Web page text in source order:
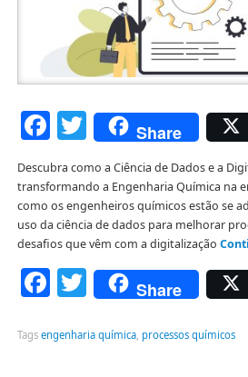
Facebook
Twitter
Share
Descubra como a Ciência de Dados e a
transformando a Engenharia Química na
como os engenheiros químicos estão se
uso da ciência de dados para melhorar
desafios que vêm com a digitalização
Facebook
Twitter
Share
Tags engenharia química, processos químicos